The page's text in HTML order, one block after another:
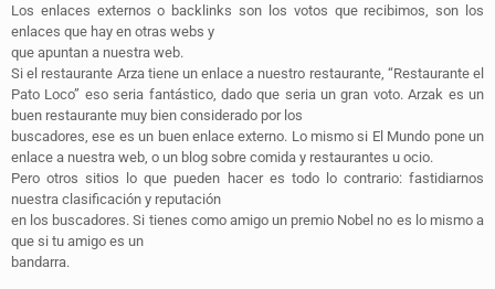
Los enlaces externos o backlinks son los votos que recibimos, son los
enlaces que hay en otras webs y
que apuntan a nuestra web.
Si el restaurante Arza tiene un enlace a nuestro restaurante, “Restaurante el
Pato Loco” eso seria fantástico, dado que seria un gran voto. Arzak es un
buen restaurante muy bien considerado por los
buscadores, ese es un buen enlace externo. Lo mismo si El Mundo pone un
enlace a nuestra web, o un blog sobre comida y restaurantes u ocio.
Pero otros sitios lo que pueden hacer es todo lo contrario: fastidiarnos
nuestra clasificación y reputación
en los buscadores. Si tienes como amigo un premio Nobel no es lo mismo a
que si tu amigo es un
bandarra.